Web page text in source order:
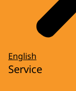
English
Service